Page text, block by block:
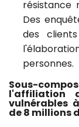
résistance
Des
des
personnes.
Sous-
l'affiliation
vulnérables
de 8 millions